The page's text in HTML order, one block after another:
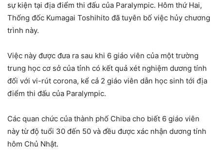
sự kiện tại địa điểm thi đấu của Paralympic. Hôm thứ Hai,
Thống đốc Kumagai Toshihito đã tuyên bố việc hủy chương
trình này.
Việc này được đưa ra sau khi 6 giáo viên của một trường
trung học cơ sở của tỉnh có kết quả xét nghiệm dương tính
đối với vi-rút corona, kể cả 2 giáo viên dẫn học sinh tới địa
điểm thi đấu của Paralympic.
Các quan chức của thành phố Chiba cho biết 6 giáo viên
này từ độ tuổi 30 đến 50 và đều được xác nhận dương tính
hôm Chủ Nhật.